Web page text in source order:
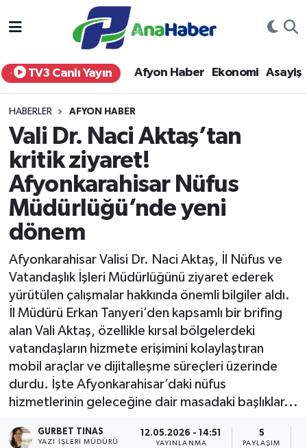
TV3 Canlı Yayın Afyon Haber Ekonomi Asayiş
HABERLER AFYON HABER
Vali Dr. Naci Aktaş’tan
kritik ziyaret!
Afyonkarahisar Nüfus
Müdürlüğü’nde yeni
dönem
Afyonkarahisar Valisi Dr. Naci Aktaş, İl Nüfus ve
Vatandaşlık İşleri Müdürlüğünü ziyaret ederek
yürütülen çalışmalar hakkında önemli bilgiler aldı.
İl Müdürü Erkan Tanyeri’den kapsamlı bir brifing
alan Vali Aktaş, özellikle kırsal bölgelerdeki
vatandaşların hizmete erişimini kolaylaştıran
mobil araçlar ve dijitalleşme süreçleri üzerinde
durdu. İşte Afyonkarahisar’daki nüfus
hizmetlerinin geleceğine dair masadaki başlıklar...
GURBET TINAS
YAZI İŞLERI MÜDÜRÜ
12.05.2026 - 14:51
YAYINLANMA
5
PAYLAŞIM
Yurt Haber
Afyon Haber
Siyaset
Spor
Eğitim
Sağlık
Teknoloji
Kültür - Sanat
Yaşam
Afyonkarahisar Nöbetçi Eczaneler
Afyonkarahisar Hava Durumu
Afyonkarahisar Trafik Yoğunluk Haritası
Süper Lig Puan Durumu ve Fikstür
Tüm Manşetler
Son Dakika Haberleri
Haber Arşivi